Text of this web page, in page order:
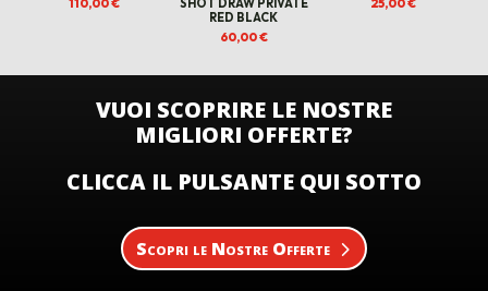
110,00€
SHOT DRAW PRIVATE
RED BLACK
60,00€
25,00€
VUOI SCOPRIRE LE NOSTRE
MIGLIORI OFFERTE?
CLICCA IL PULSANTE QUI SOTTO
Scopri le Nostre Offerte